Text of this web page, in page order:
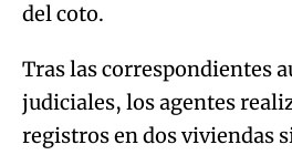
del coto.
Tras las correspondientes
judiciales, los agentes
registros en dos viviendas